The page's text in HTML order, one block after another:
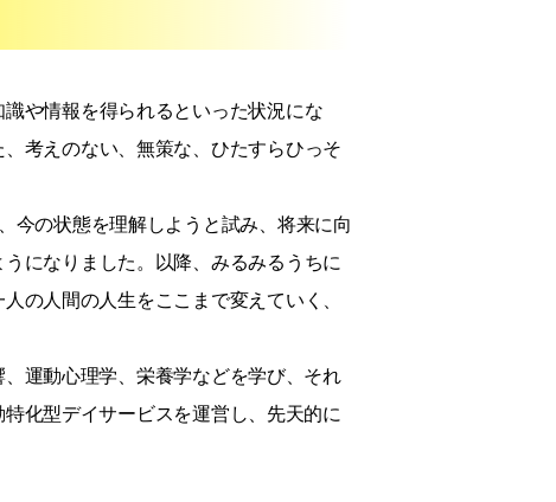
や情報を得られるといった状況にな
考えのない、無策な、ひたすらひっそ
今の状態を理解しようと試み、将来に向
になりました。以降、みるみるうちに
の人間の人生をここまで変えていく、
運動心理学、栄養学などを学び、それ
化型デイサービスを運営し、先天的に